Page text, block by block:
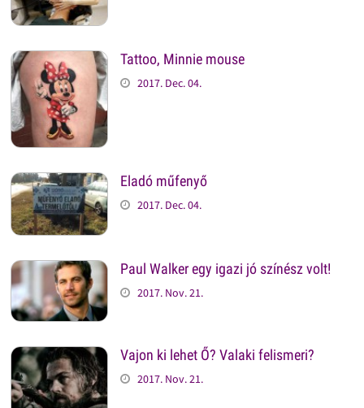
Tattoo, Minnie mouse
2017. Dec. 04.
Eladó műfenyő
2017. Dec. 04.
Paul Walker egy igazi jó színész volt!
2017. Nov. 21.
Vajon ki lehet Ő? Valaki felismeri?
2017. Nov. 21.